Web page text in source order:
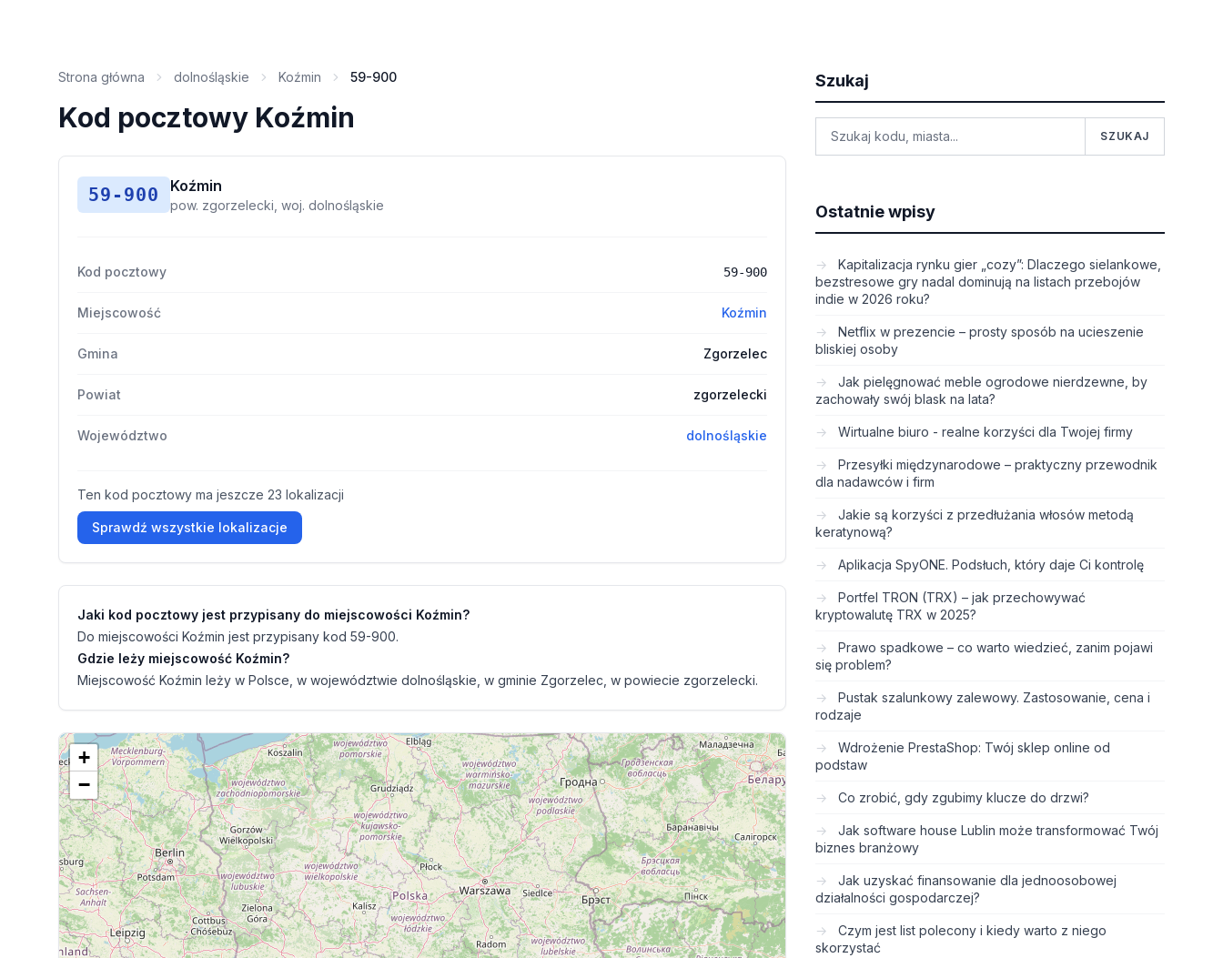
Strona główna dolnośląskie Koźmin 59-900
Kod pocztowy Koźmin
59-900 Koźmin
pow. zgorzelecki, woj. dolnośląskie
Kod pocztowy 59-900
Miejscowość Koźmin
Gmina Zgorzelec
Powiat zgorzelecki
Województwo dolnośląskie
Ten kod pocztowy ma jeszcze 23 lokalizacji
Sprawdź wszystkie lokalizacje
Jaki kod pocztowy jest przypisany do miejscowości Koźmin?
Do miejscowości Koźmin jest przypisany kod 59-900.
Gdzie leży miejscowość Koźmin?
Miejscowość Koźmin leży w Polsce, w województwie dolnośląskie, w gminie Zgorzelec, w powiecie zgorzelecki.
+
−
Szukaj
SZUKAJ
Ostatnie wpisy
Kapitalizacja rynku gier „cozy”: Dlaczego sielankowe,
bezstresowe gry nadal dominują na listach przebojów
indie w 2026 roku?
Netflix w prezencie – prosty sposób na ucieszenie
bliskiej osoby
Jak pielęgnować meble ogrodowe nierdzewne, by
zachowały swój blask na lata?
Wirtualne biuro - realne korzyści dla Twojej firmy
Przesyłki międzynarodowe – praktyczny przewodnik
dla nadawców i firm
Jakie są korzyści z przedłużania włosów metodą
keratynową?
Aplikacja SpyONE. Podsłuch, który daje Ci kontrolę
Portfel TRON (TRX) – jak przechowywać
kryptowalutę TRX w 2025?
Prawo spadkowe – co warto wiedzieć, zanim pojawi
się problem?
Pustak szalunkowy zalewowy. Zastosowanie, cena i
rodzaje
Wdrożenie PrestaShop: Twój sklep online od
podstaw
Co zrobić, gdy zgubimy klucze do drzwi?
Jak software house Lublin może transformować Twój
biznes branżowy
Jak uzyskać finansowanie dla jednoosobowej
działalności gospodarczej?
Czym jest list polecony i kiedy warto z niego
skorzystać